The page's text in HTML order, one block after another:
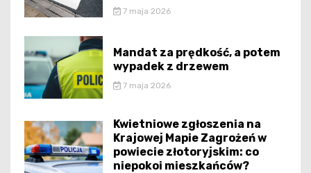
7 maja 2026
Mandat za prędkość, a potem
wypadek z drzewem
7 maja 2026
Kwietniowe zgłoszenia na
Krajowej Mapie Zagrożeń w
powiecie złotoryjskim: co
niepokoi mieszkańców?